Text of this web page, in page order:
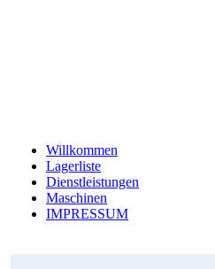
Willkommen
Lagerliste
Dienstleistungen
Maschinen
IMPRESSUM